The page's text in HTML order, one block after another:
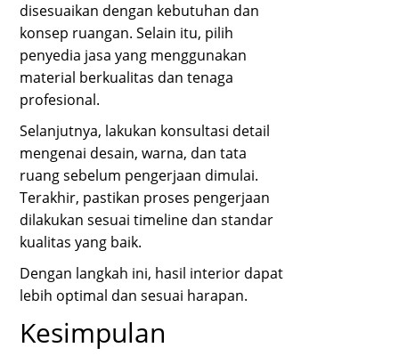
disesuaikan dengan kebutuhan dan
konsep ruangan. Selain itu, pilih
penyedia jasa yang menggunakan
material berkualitas dan tenaga
profesional.
Selanjutnya, lakukan konsultasi detail
mengenai desain, warna, dan tata
ruang sebelum pengerjaan dimulai.
Terakhir, pastikan proses pengerjaan
dilakukan sesuai timeline dan standar
kualitas yang baik.
Dengan langkah ini, hasil interior dapat
lebih optimal dan sesuai harapan.
Kesimpulan